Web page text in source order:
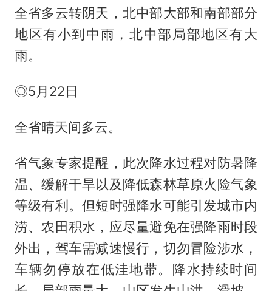
全省多云转阴天，北中部大部和南部部分
地区有小到中雨，北中部局部地区有大
雨。
◎5月22日
全省晴天间多云。
省气象专家提醒，此次降水过程对防暑降
温、缓解干旱以及降低森林草原火险气象
等级有利。但短时强降水可能引发城市内
涝、农田积水，应尽量避免在强降雨时段
外出，驾车需减速慢行，切勿冒险涉水，
车辆勿停放在低洼地带。降水持续时间